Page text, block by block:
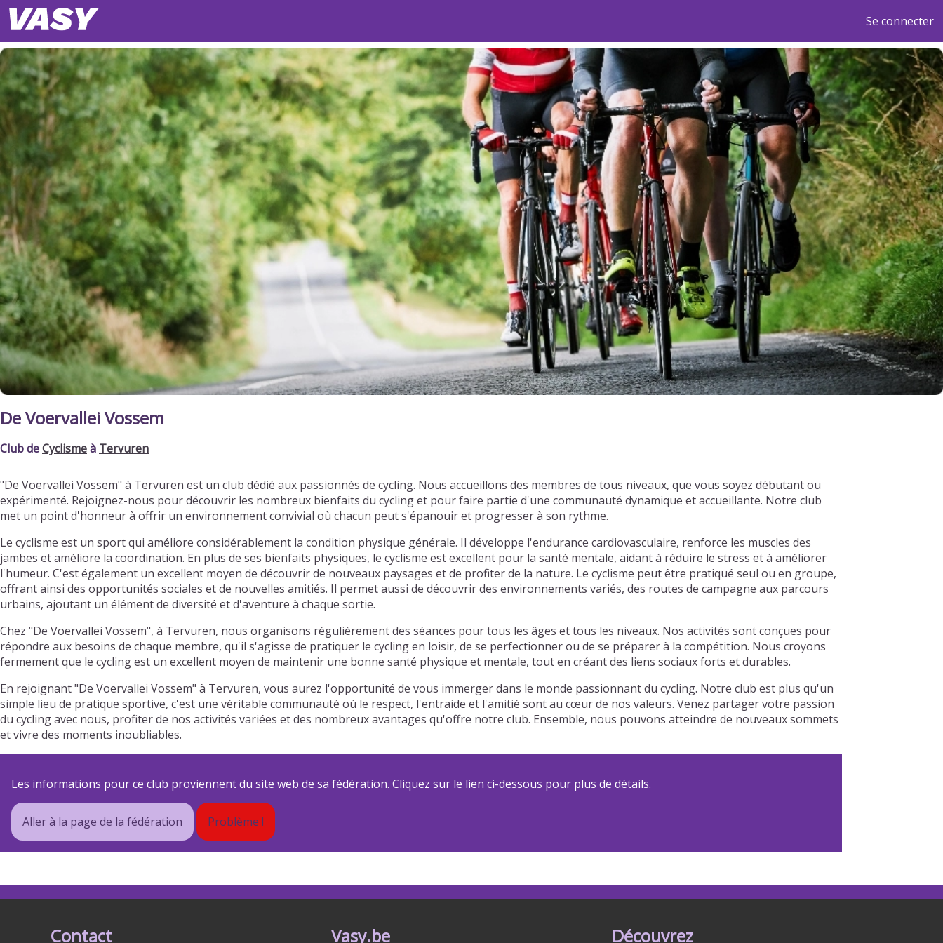
Se connecter
De Voervallei Vossem
Club deCyclismeà Tervuren
"De Voervallei Vossem" à Tervuren est un club dédié aux passionnés de cycling. Nous accueillons des membres de tous niveaux, que vous soyez débutant ou
expérimenté. Rejoignez-nous pour découvrir les nombreux bienfaits du cycling et pour faire partie d'une communauté dynamique et accueillante. Notre club
met un point d'honneur à offrir un environnement convivial où chacun peut s'épanouir et progresser à son rythme.
Le cyclisme est un sport qui améliore considérablement la condition physique générale. Il développe l'endurance cardiovasculaire, renforce les muscles des
jambes et améliore la coordination. En plus de ses bienfaits physiques, le cyclisme est excellent pour la santé mentale, aidant à réduire le stress et à améliorer
l'humeur. C'est également un excellent moyen de découvrir de nouveaux paysages et de profiter de la nature. Le cyclisme peut être pratiqué seul ou en groupe,
offrant ainsi des opportunités sociales et de nouvelles amitiés. Il permet aussi de découvrir des environnements variés, des routes de campagne aux parcours
urbains, ajoutant un élément de diversité et d'aventure à chaque sortie.
Chez "De Voervallei Vossem", à Tervuren, nous organisons régulièrement des séances pour tous les âges et tous les niveaux. Nos activités sont conçues pour
répondre aux besoins de chaque membre, qu'il s'agisse de pratiquer le cycling en loisir, de se perfectionner ou de se préparer à la compétition. Nous croyons
fermement que le cycling est un excellent moyen de maintenir une bonne santé physique et mentale, tout en créant des liens sociaux forts et durables.
En rejoignant "De Voervallei Vossem" à Tervuren, vous aurez l'opportunité de vous immerger dans le monde passionnant du cycling. Notre club est plus qu'un
simple lieu de pratique sportive, c'est une véritable communauté où le respect, l'entraide et l'amitié sont au cœur de nos valeurs. Venez partager votre passion
du cycling avec nous, profiter de nos activités variées et des nombreux avantages qu'offre notre club. Ensemble, nous pouvons atteindre de nouveaux sommets
et vivre des moments inoubliables.
Les informations pour ce club proviennent du site web de sa fédération. Cliquez sur le lien ci-dessous pour plus de détails.
Aller à la page de la fédération Problème !
Contact Vasy.be Découvrez